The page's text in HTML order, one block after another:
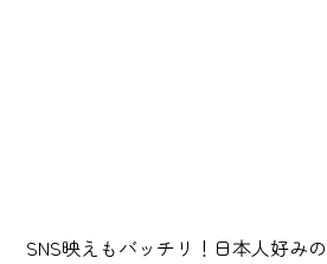
SNS映えもバッチリ！日本人好み